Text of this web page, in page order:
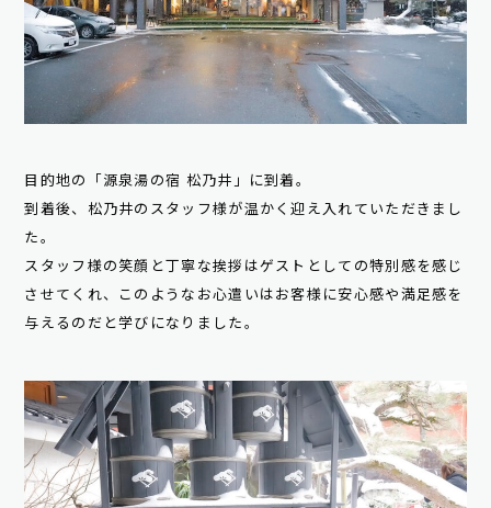
目的地の「源泉湯の宿 松乃井」に到着。
到着後、松乃井のスタッフ様が温かく迎え入れていただきまし
た。
スタッフ様の笑顔と丁寧な挨拶はゲストとしての特別感を感じ
させてくれ、このようなお心遣いはお客様に安心感や満足感を
与えるのだと学びになりました。